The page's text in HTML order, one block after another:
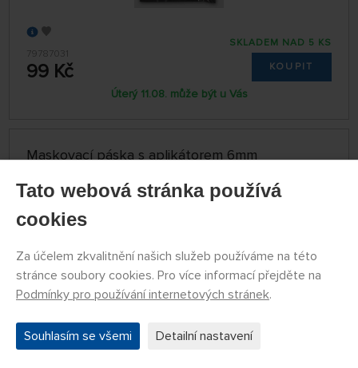
79787031
99 Kč
SKLADEM NAD 5 KS
KOUPIT
Úterý 11.08. může být u Vás
Maskovací páska s aplikátorem 6mm
Tato webová stránka používá
cookies
Za účelem zkvalitnění našich služeb používáme na této
stránce soubory cookies. Pro více informací přejděte na
Podmínky pro používání internetových stránek.
Souhlasím se všemi Detailní nastavení